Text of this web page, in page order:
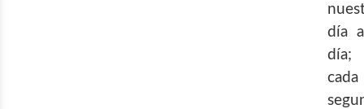
día a
día;
cada